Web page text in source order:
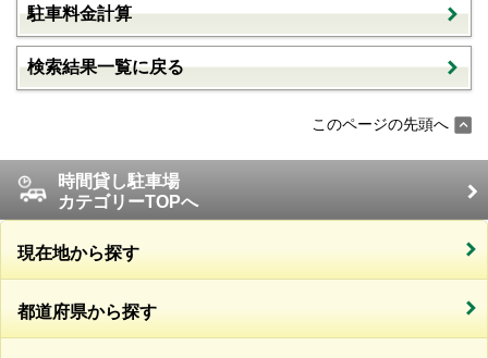
駐車料金計算
検索結果一覧に戻る
このページの先頭へ
時間貸し駐車場
カテゴリーTOPへ
現在地から探す
都道府県から探す